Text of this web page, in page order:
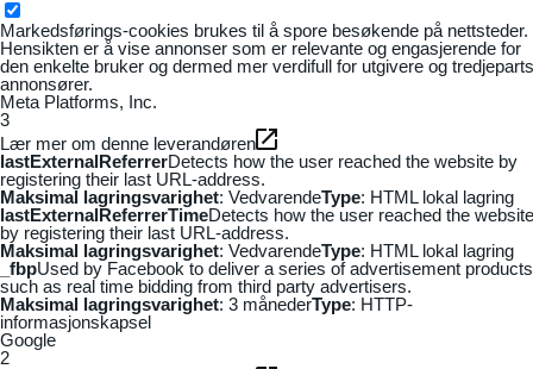
Markedsførings-cookies brukes til å spore besøkende på nettsteder.
Hensikten er å vise annonser som er relevante og engasjerende for
den enkelte bruker og dermed mer verdifull for utgivere og tredjeparts
annonsører.
Meta Platforms, Inc.
3
Lær mer om denne leverandøren
lastExternalReferrerDetects how the user reached the website by
registering their last URL-address.
Maksimal lagringsvarighet: VedvarendeType: HTML lokal lagring
lastExternalReferrerTimeDetects how the user reached the website
by registering their last URL-address.
Maksimal lagringsvarighet: VedvarendeType: HTML lokal lagring
_fbpUsed by Facebook to deliver a series of advertisement products
such as real time bidding from third party advertisers.
Maksimal lagringsvarighet: 3 månederType: HTTP-
informasjonskapsel
Google
2